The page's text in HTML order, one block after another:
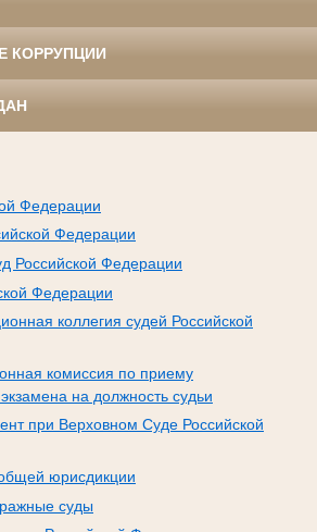
КОРРУПЦИИ
Федерации
Федерации
Российской Федерации
Федерации
коллегия судей Российской
комиссия по приему
на должность судьи
при Верховном Суде Российской
юрисдикции
суды